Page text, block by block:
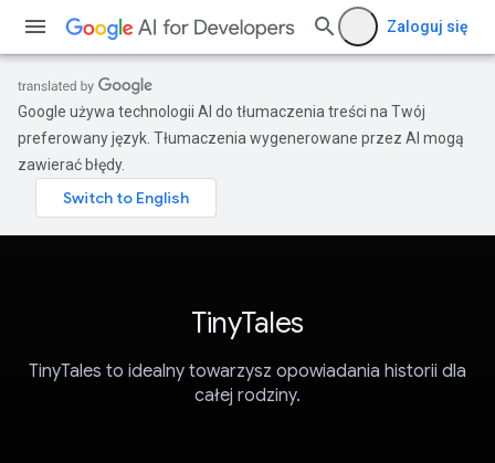
Zaloguj się
Google używa technologii AI do tłumaczenia treści na Twój
preferowany język. Tłumaczenia wygenerowane przez AI mogą
zawierać błędy.
TinyTales
TinyTales to idealny towarzysz opowiadania historii dla
całej rodziny.